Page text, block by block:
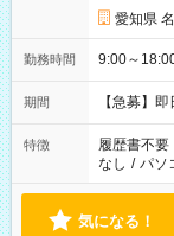
愛知県
勤務時間 9:00～
期間 【急募】
特徴 履歴書不要
なし / パソ
気になる！